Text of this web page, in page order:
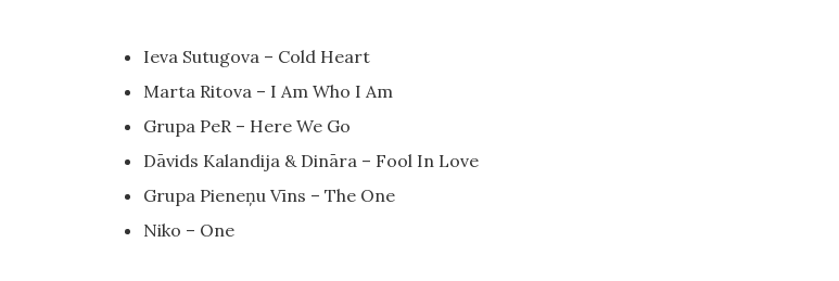
Ieva Sutugova – Cold Heart
Marta Ritova – I Am Who I Am
Grupa PeR – Here We Go
Dāvids Kalandija & Dināra – Fool In Love
Grupa Pieneņu Vīns – The One
Niko – One